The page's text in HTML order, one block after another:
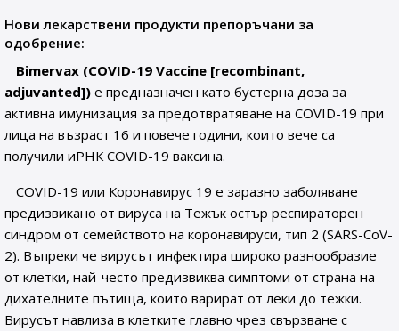
Нови лекарствени продукти препоръчани за
одобрение:
Bimervax (COVID-19 Vaccine [recombinant,
adjuvanted]) е предназначен като бустерна доза за
активна имунизация за предотвратяване на COVID-19 при
лица на възраст 16 и повече години, които вече са
получили иРНК COVID-19 ваксина.
COVID-19 или Коронавирус 19 е заразно заболяване
предизвикано от вируса на Тежък остър респираторен
синдром от семейството на коронавируси, тип 2 (SARS-CoV-
2). Въпреки че вирусът инфектира широко разнообразие
от клетки, най-често предизвиква симптоми от страна на
дихателните пътища, които варират от леки до тежки.
Вирусът навлиза в клетките главно чрез свързване с